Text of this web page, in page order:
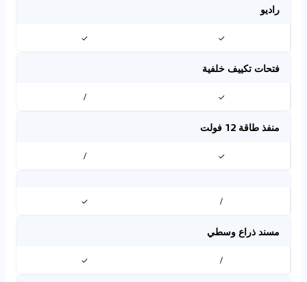
راديو
✓
✓
فتحات تكييف خلفية
✓
/
منفذ طاقة 12 فولت
✓
/
/
✓
مسند ذراع وسطي
/
✓